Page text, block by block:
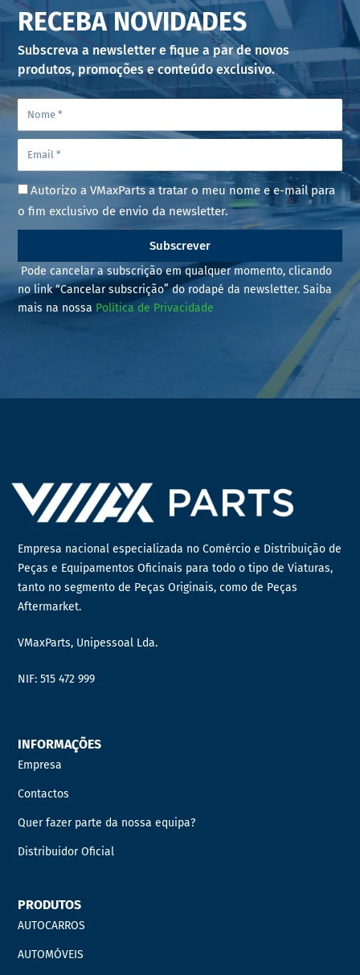
RECEBA NOVIDADES
Subscreva a newsletter e fique a par de novos
produtos, promoções e conteúdo exclusivo.
Autorizo a VMaxParts a tratar o meu nome e e-mail para
o fim exclusivo de envio da newsletter.
Subscrever
Pode cancelar a subscrição em qualquer momento, clicando
no link “Cancelar subscrição” do rodapé da newsletter. Saiba
mais na nossa Política de Privacidade
Empresa nacional especializada no Comércio e Distribuição de
Peças e Equipamentos Oficinais para todo o tipo de Viaturas,
tanto no segmento de Peças Originais, como de Peças
Aftermarket.
VMaxParts, Unipessoal Lda.
NIF: 515 472 999
INFORMAÇÕES
Empresa
Contactos
Quer fazer parte da nossa equipa?
Distribuidor Oficial
PRODUTOS
AUTOCARROS
AUTOMÓVEIS